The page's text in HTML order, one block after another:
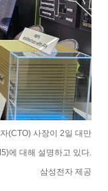
(CTO) 사장이 2일 대만
에 대해 설명하고 있다.
삼성전자 제공